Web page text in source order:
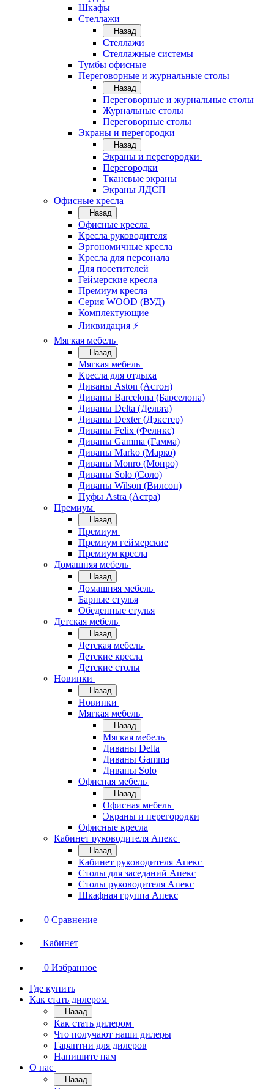
Шкафы
Стеллажи
Назад
Стеллажи
Стеллажные системы
Тумбы офисные
Переговорные и журнальные столы
Назад
Переговорные и журнальные столы
Журнальные столы
Переговорные столы
Экраны и перегородки
Назад
Экраны и перегородки
Перегородки
Тканевые экраны
Экраны ЛДСП
Офисные кресла
Назад
Офисные кресла
Кресла руководителя
Эргономичные кресла
Кресла для персонала
Для посетителей
Геймерские кресла
Премиум кресла
Серия WOOD (ВУД)
Комплектующие
Ликвидация ⚡
Мягкая мебель
Назад
Мягкая мебель
Кресла для отдыха
Диваны Aston (Астон)
Диваны Barcelona (Барселона)
Диваны Delta (Дельта)
Диваны Dexter (Дэкстер)
Диваны Felix (Феликс)
Диваны Gamma (Гамма)
Диваны Marko (Марко)
Диваны Monro (Монро)
Диваны Solo (Соло)
Диваны Wilson (Вилсон)
Пуфы Astra (Астра)
Премиум
Назад
Премиум
Премиум геймерские
Премиум кресла
Домашняя мебель
Назад
Домашняя мебель
Барные стулья
Обеденные стулья
Детская мебель
Назад
Детская мебель
Детские кресла
Детские столы
Новинки
Назад
Новинки
Мягкая мебель
Назад
Мягкая мебель
Диваны Delta
Диваны Gamma
Диваны Solo
Офисная мебель
Назад
Офисная мебель
Экраны и перегородки
Офисные кресла
Кабинет руководителя Апекс
Назад
Кабинет руководителя Апекс
Столы для заседаний Апекс
Столы руководителя Апекс
Шкафная группа Апекс
0 Сравнение
Кабинет
0 Избранное
Где купить
Как стать дилером
Назад
Как стать дилером
Что получают наши дилеры
Гарантии для дилеров
Напишите нам
О нас
Назад